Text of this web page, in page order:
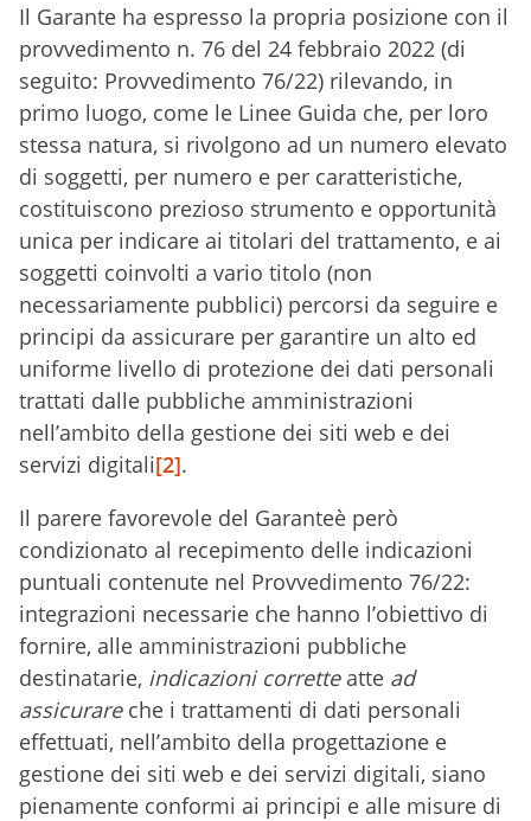
Il Garante ha espresso la propria posizione con il
provvedimento n. 76 del 24 febbraio 2022 (di
seguito: Provvedimento 76/22) rilevando, in
primo luogo, come le Linee Guida che, per loro
stessa natura, si rivolgono ad un numero elevato
di soggetti, per numero e per caratteristiche,
costituiscono prezioso strumento e opportunità
unica per indicare ai titolari del trattamento, e ai
soggetti coinvolti a vario titolo (non
necessariamente pubblici) percorsi da seguire e
principi da assicurare per garantire un alto ed
uniforme livello di protezione dei dati personali
trattati dalle pubbliche amministrazioni
nell’ambito della gestione dei siti web e dei
servizi digitali[2].
Il parere favorevole del Garanteè però
condizionato al recepimento delle indicazioni
puntuali contenute nel Provvedimento 76/22:
integrazioni necessarie che hanno l’obiettivo di
fornire, alle amministrazioni pubbliche
destinatarie, indicazioni corretteatte ad
assicurare che i trattamenti di dati personali
effettuati, nell’ambito della progettazione e
gestione dei siti web e dei servizi digitali, siano
pienamente conformi ai principi e alle misure di